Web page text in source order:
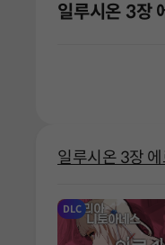
일루시온 3장
일루시온 3장
DLC